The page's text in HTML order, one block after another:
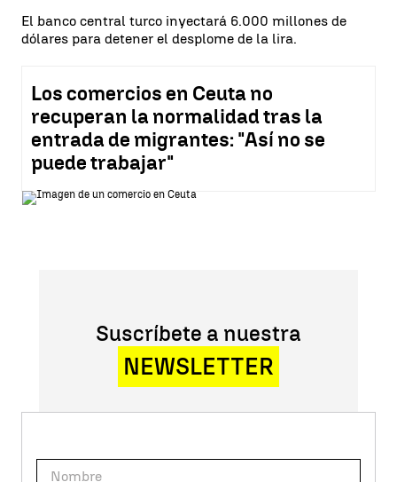
El banco central turco inyectará 6.000 millones de
dólares para detener el desplome de la lira.
Los comercios en Ceuta no
recuperan la normalidad tras la
entrada de migrantes: "Así no se
puede trabajar"
Suscríbete a nuestra
NEWSLETTER